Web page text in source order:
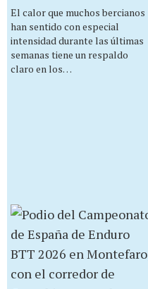
El calor que muchos bercianos
han sentido con especial
intensidad durante las últimas
semanas tiene un respaldo
claro en los…